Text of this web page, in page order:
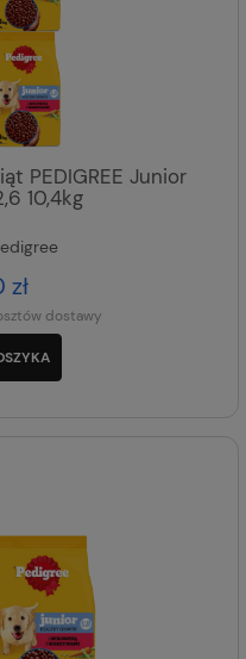
PEDIGREE Junior
10,4kg
dostawy